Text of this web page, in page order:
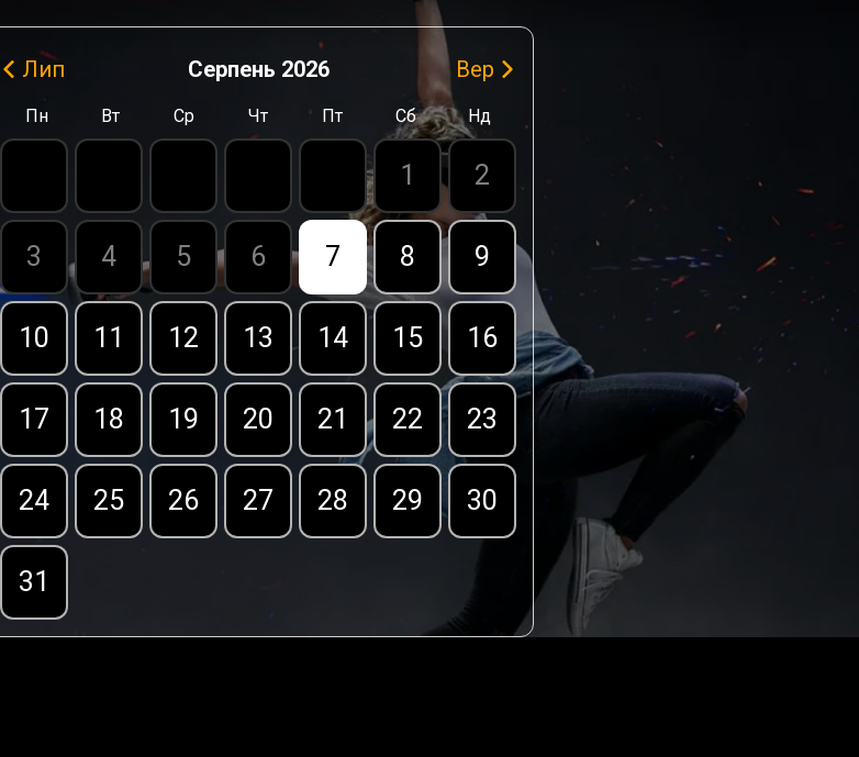
Лип Серпень 2026 Вер
Пн Вт Ср Чт Пт Сб Нд
1 2
3 4 5 6 7 8 9
10 11 12 13 14 15 16
17 18 19 20 21 22 23
24 25 26 27 28 29 30
31